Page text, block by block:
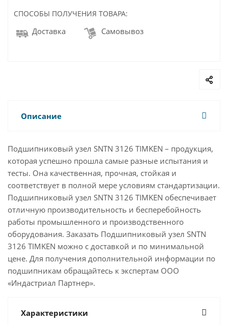
СПОСОБЫ ПОЛУЧЕНИЯ ТОВАРА:
Доставка Самовывоз
Описание
Подшипниковый узел SNTN 3126 TIMKEN – продукция,
которая успешно прошла самые разные испытания и
тесты. Она качественная, прочная, стойкая и
соответствует в полной мере условиям стандартизации.
Подшипниковый узел SNTN 3126 TIMKEN обеспечивает
отличную производительность и бесперебойность
работы промышленного и производственного
оборудования. Заказать Подшипниковый узел SNTN
3126 TIMKEN можно с доставкой и по минимальной
цене. Для получения дополнительной информации по
подшипникам обращайтесь к экспертам ООО
«Индастриал Партнер».
Характеристики